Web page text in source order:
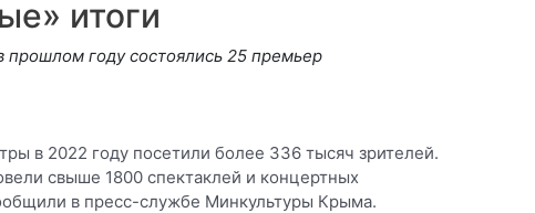
итоги
прошлом году состоялись 25 премьер
в 2022 году посетили более 336 тысяч зрителей.
свыше 1800 спектаклей и концертных
в пресс-службе Минкультуры Крыма.